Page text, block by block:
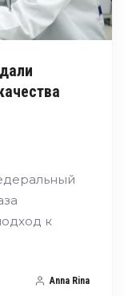
к
Anna Rina